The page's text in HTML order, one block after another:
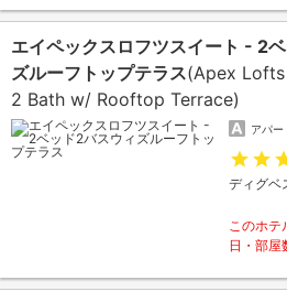
エイペックスロフツスイート - 2
ズルーフトップテラス(Apex
2 Bath w/ Rooftop Terrace)
アパー
ディグベ
このホテ
日・部屋